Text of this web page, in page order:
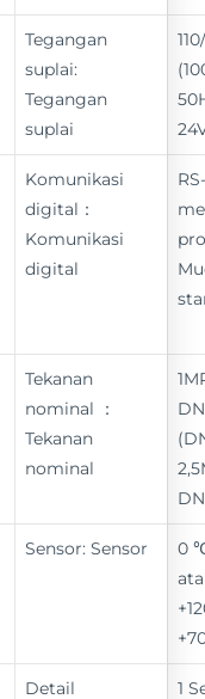
Tegangan
suplai:
Tegangan
suplai
Komunikasi
digital：
Komunikasi
digital
Tekanan
nominal ：
Tekanan
nominal
Sensor: Sensor
0
Detail
1